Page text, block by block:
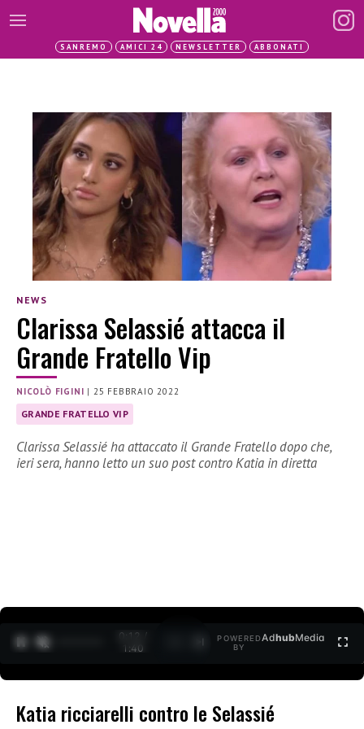
SANREMO AMICI 24 NEWSLETTER ABBONATI
NEWS
Clarissa Selassié attacca il
Grande Fratello Vip
NICOLÒ FIGINI | 25 FEBBRAIO 2022
GRANDE FRATELLO VIP
Clarissa Selassié ha attaccato il Grande Fratello dopo che,
ieri sera, hanno letto un suo post contro Katia in diretta
0:12 /
1:40
POWERED
BY
AdhubMedia
Katia ricciarelli contro le Selassié